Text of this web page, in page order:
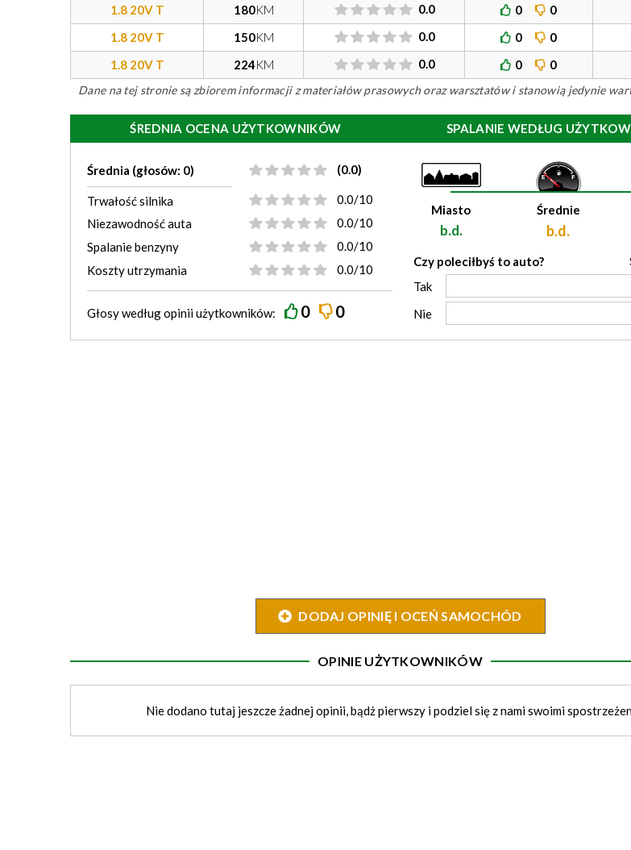
1.8 20V T
180KM 0.0 0 0
1.8 20V T
150KM 0.0 0 0
1.8 20V T
224KM 0.0 0 0
Dane na tej stronie są zbiorem informacji z materiałów prasowych oraz warsztatów i stanowią jedynie
ŚREDNIA OCENA UŻYTKOWNIKÓW
Średnia (głosów: 0) (0.0)
Trwałość silnika
0.0/10
Niezawodność auta
0.0/10
Spalanie benzyny
0.0/10
Koszty utrzymania
0.0/10
Głosy wedługopiniiużytkowników: 0 0
SPALANIE WEDŁUG
Miasto
b.d.
Średnie
b.d.
Czy poleciłbyś to auto?
Tak
Nie
DODAJ OPINIĘ I OCEŃ SAMOCHÓD
OPINIE UŻYTKOWNIKÓW
Nie dodano tutaj jeszcze żadnej opinii, bądż pierwszy i podziel się z nami swoimi